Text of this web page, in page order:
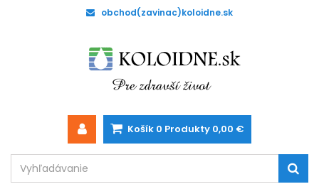
obchod(zavinac)koloidne.sk
Košík 0 Produkty 0,00 €